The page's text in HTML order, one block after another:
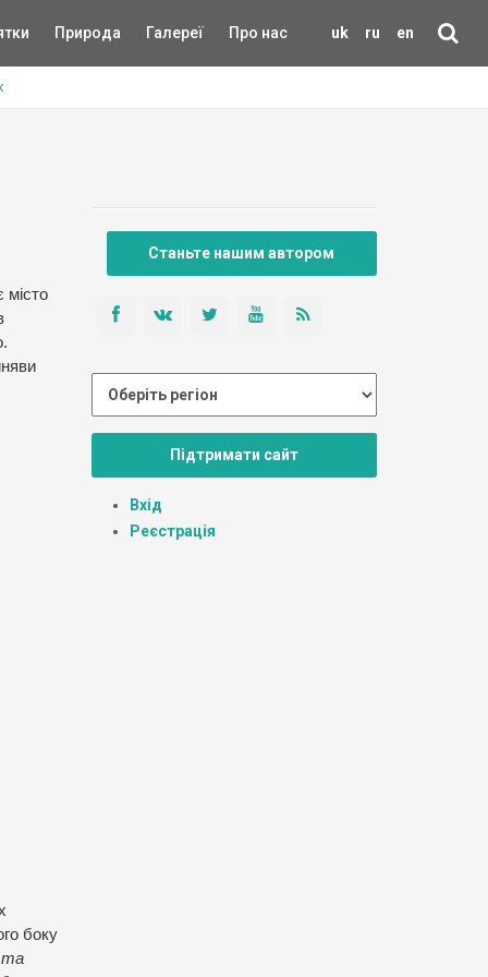
uk ru en
Природа Галереї Про нас
місто
боку
та
Станьте нашим автором
Підтримати сайт
Вхід
Реєстрація